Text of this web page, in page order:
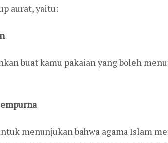
aurat, yaitu:
buat kamu pakaian yang boleh
menunjukan bahwa agama Islam